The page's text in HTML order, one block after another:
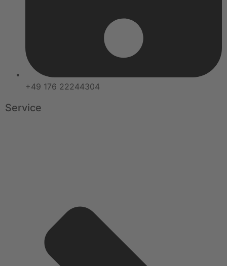
+49 176 22244304
Service